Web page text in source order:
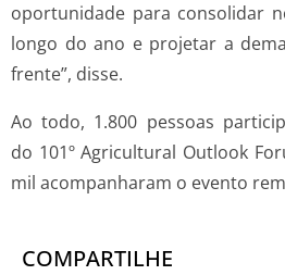
oportunidade para consolidar
longo do ano e projetar a
frente”, disse.
Ao todo, 1.800 pessoas
do 101º Agricultural Outlook
mil acompanharam o evento
COMPARTILHE